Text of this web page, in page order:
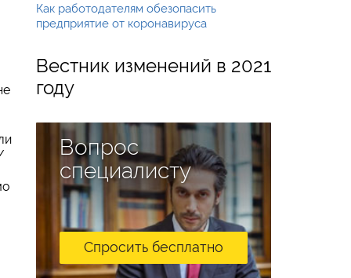
Как работодателям обезопасить
предприятие от коронавируса
Вестник изменений в 2021
году
Вопрос
специалисту
Спросить бесплатно